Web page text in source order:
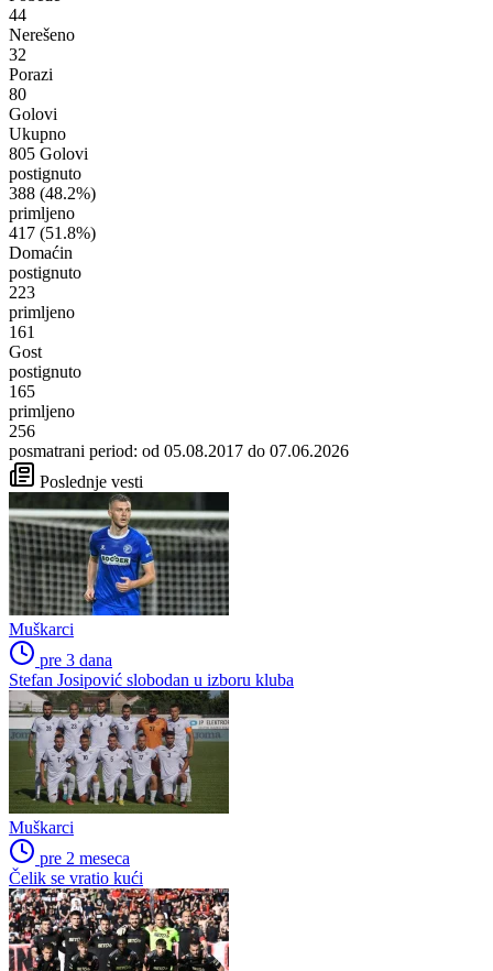
44
Nerešeno
32
Porazi
80
Golovi
Ukupno
805 Golovi
postignuto
388 (48.2%)
primljeno
417 (51.8%)
Domaćin
postignuto
223
primljeno
161
Gost
postignuto
165
primljeno
256
posmatrani period: od 05.08.2017 do 07.06.2026
Poslednje vesti
Muškarci
pre 3 dana
Stefan Josipović slobodan u izboru kluba
Muškarci
pre 2 meseca
Čelik se vratio kući